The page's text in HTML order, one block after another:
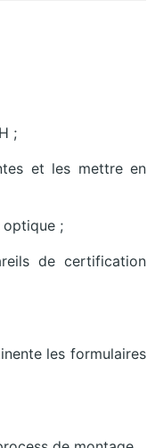
;
et les mettre en
optique ;
de certification
les formulaires